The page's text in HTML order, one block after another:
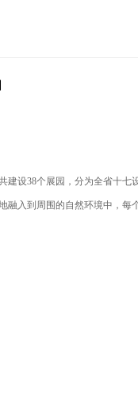
建设38个展园，分为全省十
融入到周围的自然环境中，